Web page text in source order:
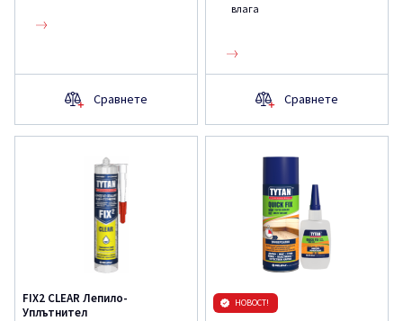
Сравнете
влага
Сравнете
FIX2 CLEAR Лепило-
Уплътнител
НОВОСТ!